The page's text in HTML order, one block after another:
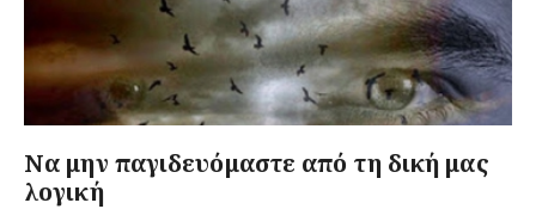
Να μην παγιδευόμαστε από τη δική μας
λογική